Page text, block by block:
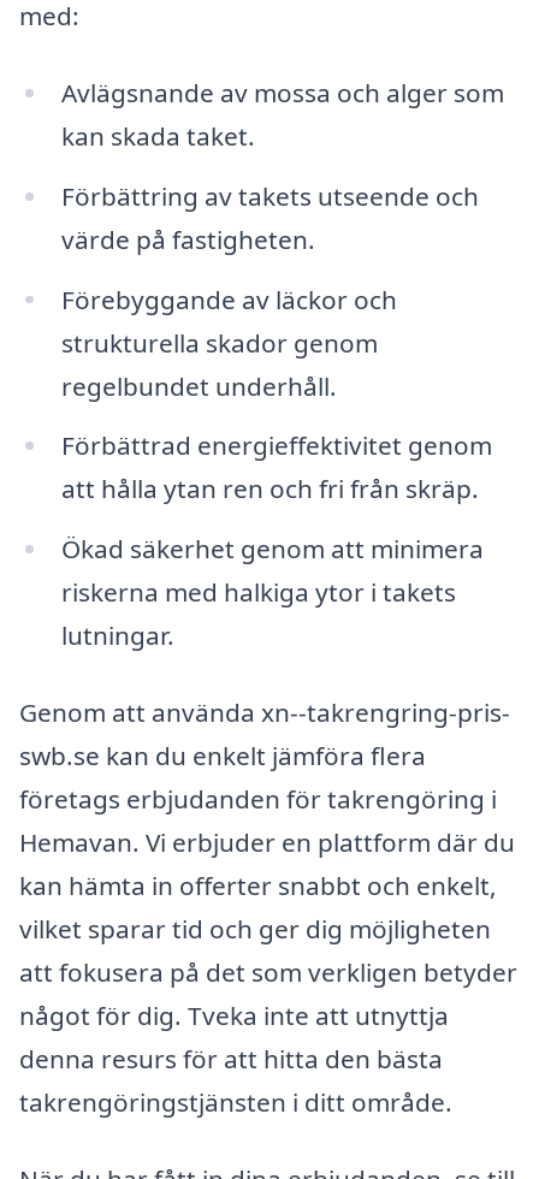
med:
Avlägsnande av mossa och alger som
kan skada taket.
Förbättring av takets utseende och
värde på fastigheten.
Förebyggande av läckor och
strukturella skador genom
regelbundet underhåll.
Förbättrad energieffektivitet genom
att hålla ytan ren och fri från skräp.
Ökad säkerhet genom att minimera
riskerna med halkiga ytor i takets
lutningar.
Genom att använda xn--takrengring-pris-
swb.se kan du enkelt jämföra flera
företags erbjudanden för takrengöring i
Hemavan. Vi erbjuder en plattform där du
kan hämta in offerter snabbt och enkelt,
vilket sparar tid och ger dig möjligheten
att fokusera på det som verkligen betyder
något för dig. Tveka inte att utnyttja
denna resurs för att hitta den bästa
takrengöringstjänsten i ditt område.